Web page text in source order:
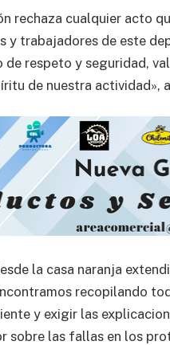
rechaza cualquier acto
y trabajadores de este
de respeto y seguridad,
de nuestra actividad»,
la casa naranja
recopilando
y exigir las
sobre las fallas en los